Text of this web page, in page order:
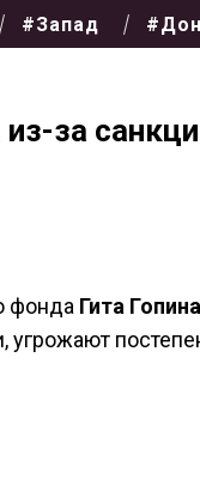
#Запад
за
фонда Гита
угрожают